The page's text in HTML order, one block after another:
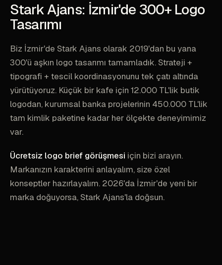
Stark Ajans: İzmir'de 300+ Logo
Tasarımı
Biz İzmir'de Stark Ajans olarak 2019'dan bu yana
300'ü aşkın logo tasarımı tamamladık. Strateji +
tipografi + tescil koordinasyonunu tek çatı altında
yürütüyoruz. Küçük bir kafe için 12.000 TL'lik butik
logodan, kurumsal banka projelerinin 450.000 TL'lik
tam kimlik paketine kadar her ölçekte deneyimimiz
var.
Ücretsiz logo brief görüşmesi için bizi arayın.
Markanızın karakterini anlayalım, size özel
konseptler hazırlayalım. 2026'da İzmir'de yeni bir
marka doğuyorsa, Stark Ajans'la doğsun.